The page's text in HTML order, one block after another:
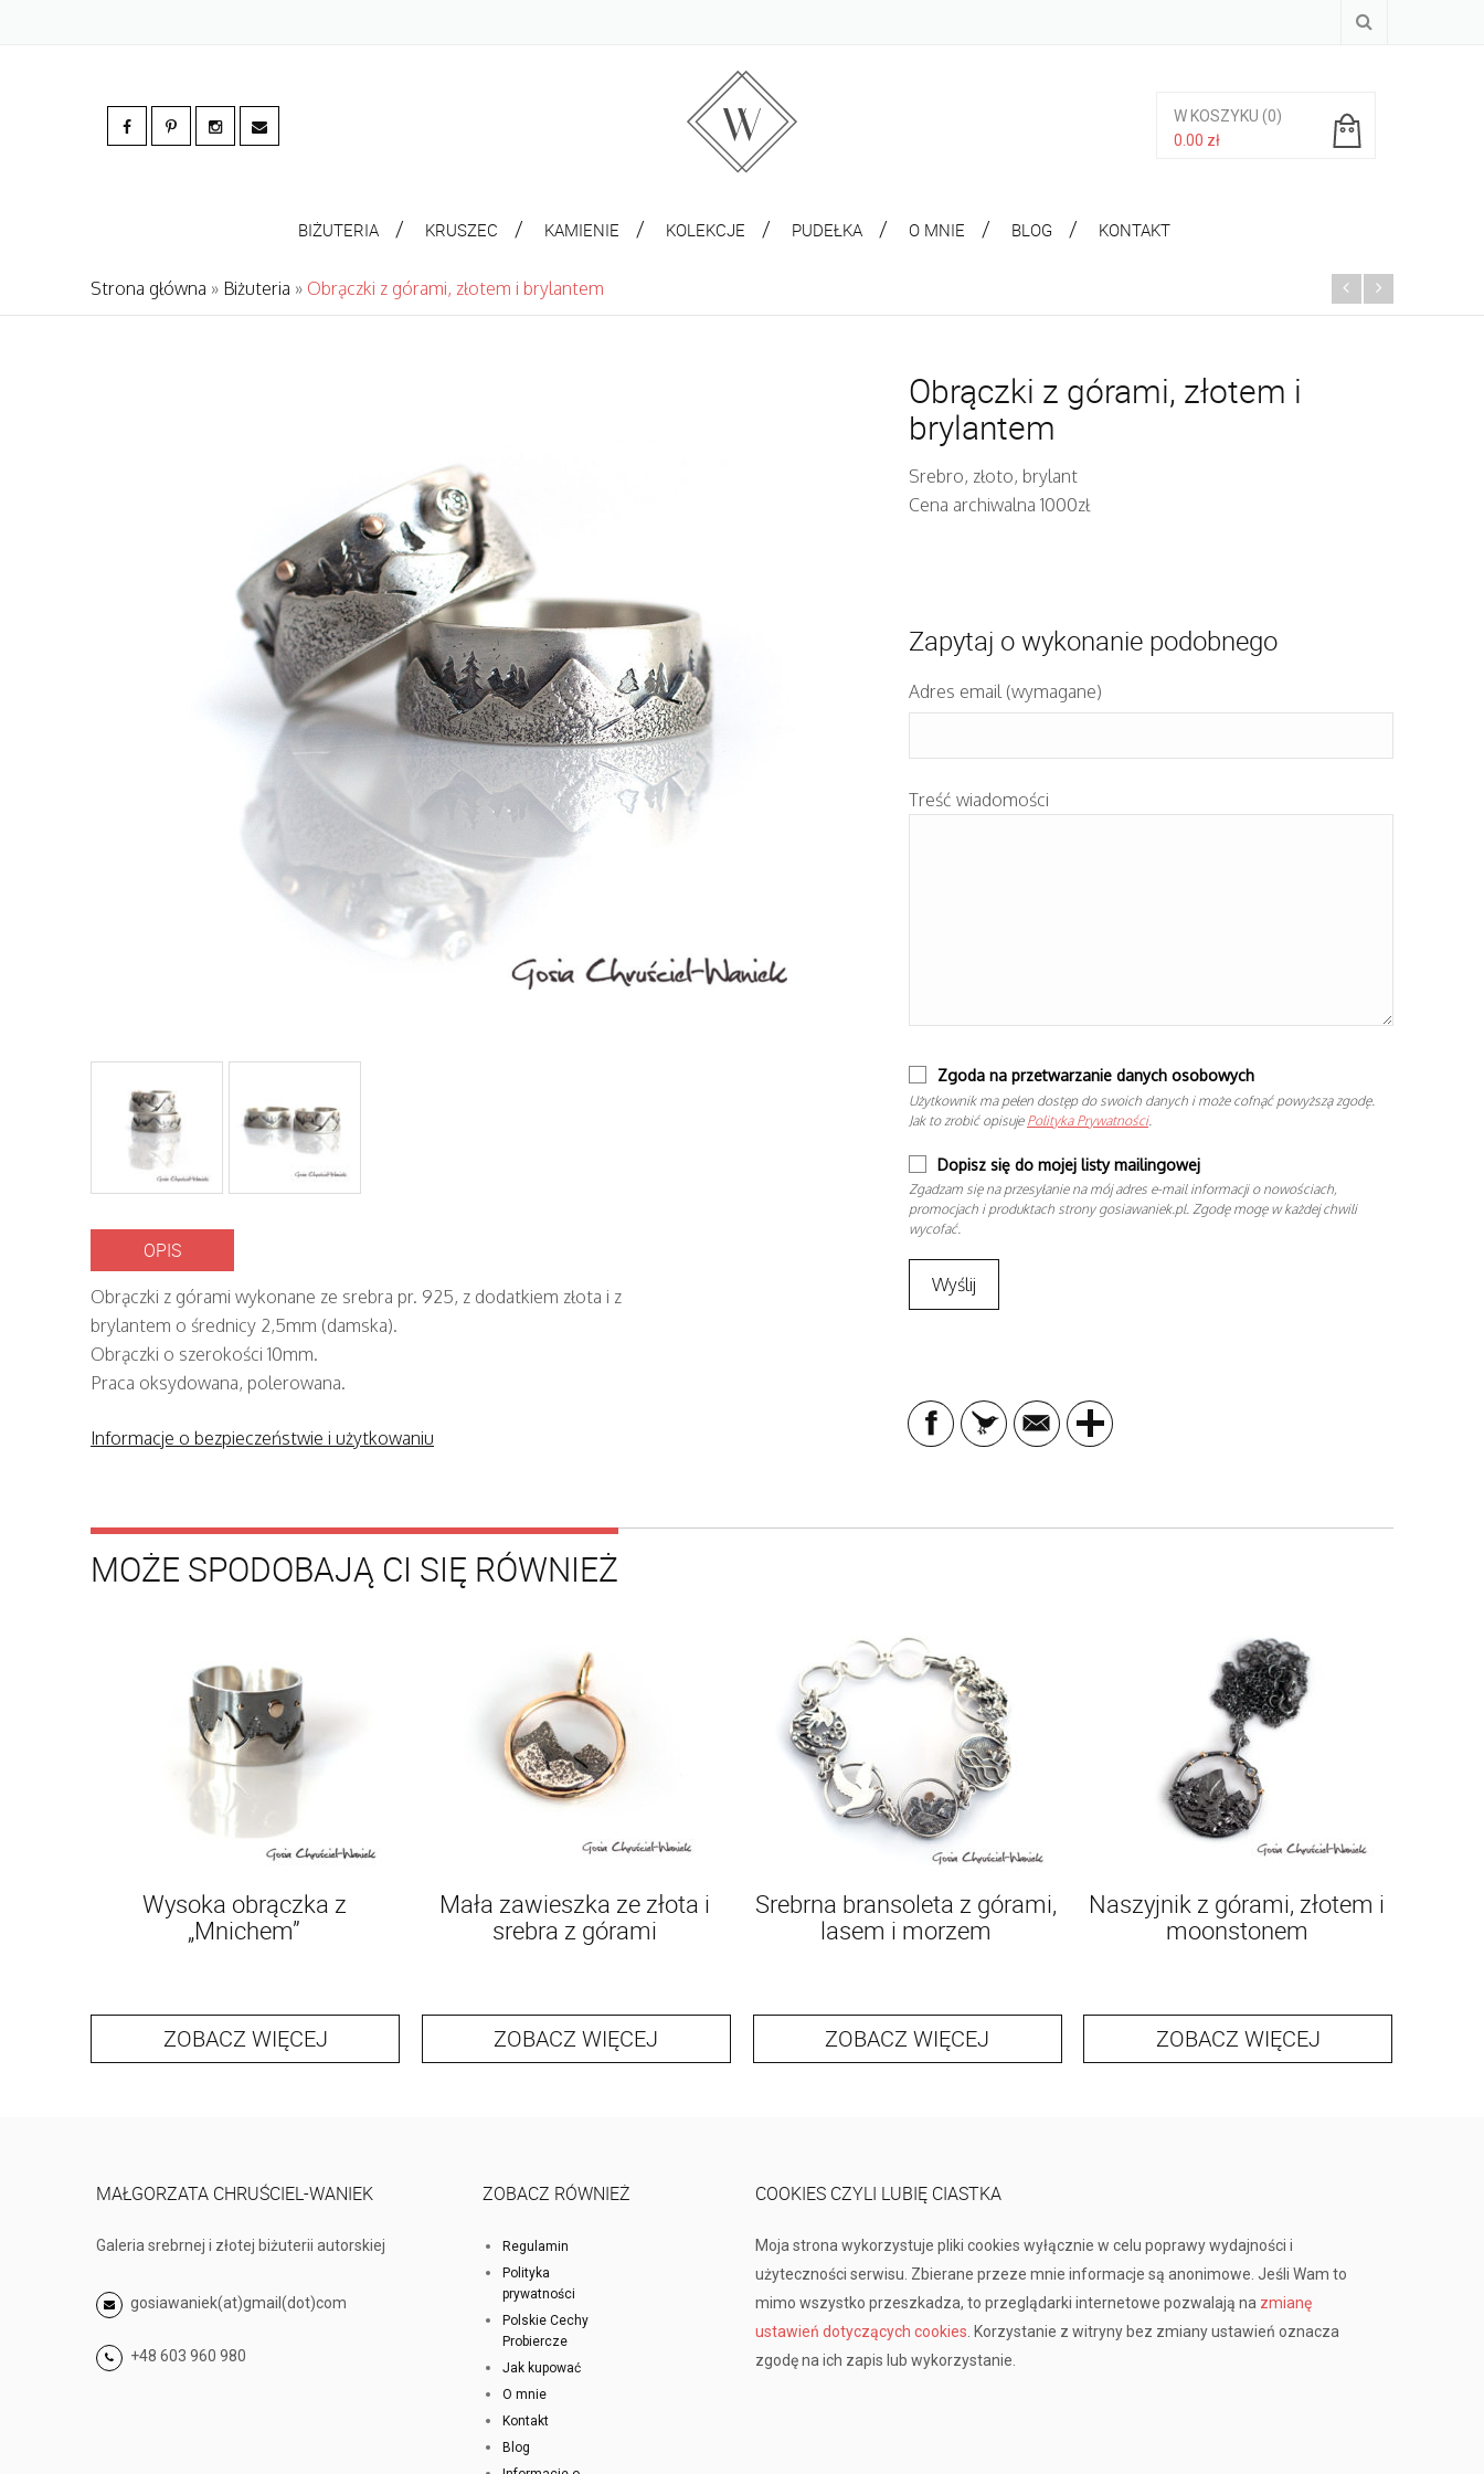
W KOSZYKU (0)
0.00 zł
BIŻUTERIA KRUSZEC KAMIENIE KOLEKCJE PUDEŁKA O MNIE BLOG KONTAKT
Strona główna » Biżuteria » Obrączki z górami, złotem i brylantem
OPIS
Obrączki z górami wykonane ze srebra pr. 925, z dodatkiem złota i z
brylantem o średnicy 2,5mm (damska).
Obrączki o szerokości 10mm.
Praca oksydowana, polerowana.
Informacje o bezpieczeństwie i użytkowaniu
Obrączki z górami, złotem i
brylantem
Srebro, złoto, brylant
Cena archiwalna 1000zł
Zapytaj o wykonanie podobnego
Adres email (wymagane)
Treść wiadomości
Zgoda na przetwarzanie danych osobowych
Użytkownik ma pełen dostęp do swoich danych i może cofnąć powyższą zgodę.
Jak to zrobić opisuje Polityka Prywatności.
Dopisz się do mojej listy mailingowej
Zgadzam się na przesyłanie na mój adres e-mail informacji o nowościach,
promocjach i produktach strony gosiawaniek.pl. Zgodę mogę w każdej chwili
wycofać.
MOŻE SPODOBAJĄ CI SIĘ RÓWNIEŻ
Wysoka obrączka z
„Mnichem”
ZOBACZ WIĘCEJ
Mała zawieszka ze złota i
srebra z górami
ZOBACZ WIĘCEJ
Srebrna bransoleta z górami,
lasem i morzem
ZOBACZ WIĘCEJ
Naszyjnik z górami, złotem i
moonstonem
ZOBACZ WIĘCEJ
MAŁGORZATA CHRUŚCIEL-WANIEK
Galeria srebrnej i złotej biżuterii autorskiej
gosiawaniek(at)gmail(dot)com
+48 603 960 980
ZOBACZ RÓWNIEŻ
Regulamin
Polityka
prywatności
Polskie Cechy
Probiercze
Jak kupować
O mnie
Kontakt
Blog
COOKIES CZYLI LUBIĘ CIASTKA
Moja strona wykorzystuje pliki cookies wyłącznie w celu poprawy wydajności i
użyteczności serwisu. Zbierane przeze mnie informacje są anonimowe. Jeśli Wam to
mimo wszystko przeszkadza, to przeglądarki internetowe pozwalają na zmianę
ustawień dotyczących cookies . Korzystanie z witryny bez zmiany ustawień oznacza
zgodę na ich zapis lub wykorzystanie.